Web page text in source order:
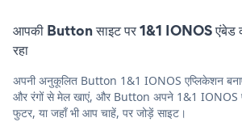
आपकी Button साइट पर 1&1 IONOS एंबेड
रहा
अपनी अनुकूलित Button 1&1 IONOS एप्लिकेशन
और रंगों से मेल खाएं, और Button अपने 1&1 IONOS
फुटर, या जहाँ भी आप चाहें, पर जोड़ें साइट।